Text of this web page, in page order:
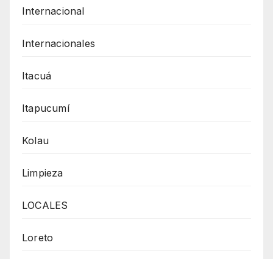
Internacional
Internacionales
Itacuá
Itapucumí
Kolau
Limpieza
LOCALES
Loreto